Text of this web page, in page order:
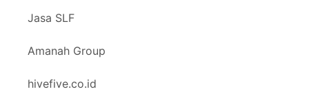
Jasa SLF
Amanah Group
hivefive.co.id